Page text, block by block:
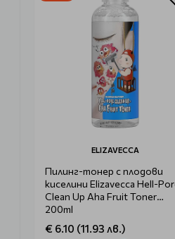
ELIZAVECCA
Пилинг-тонер с плодови
киселини Elizavecca Hell-
Clean Up Aha Fruit Toner
200ml
€ 6.10 (11.93 лв.)